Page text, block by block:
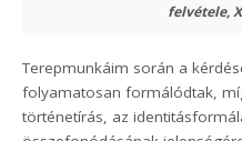
felvétele,
Terepmunkáim során a
folyamatosan formálódtak,
történetírás, az